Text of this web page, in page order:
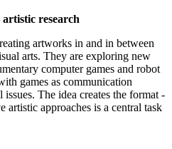
research
artworks in and in between
arts. They are exploring new
computer games and robot
games as communication
The idea creates the format -
artistic approaches is a central task